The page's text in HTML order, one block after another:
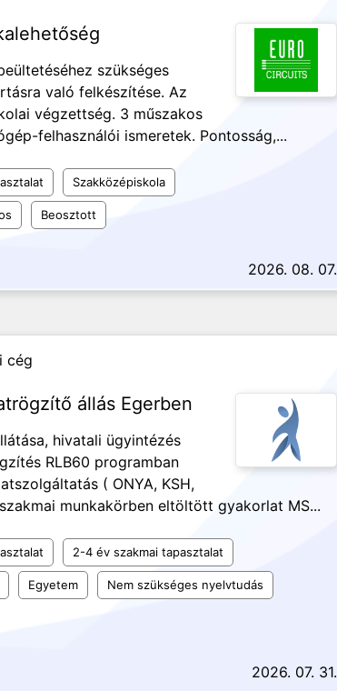
szükséges
való felkészítése. Az
végzettség. 3 műszakos
felhasználói ismeretek. Pontosság,...
Szakközépiskola
Beosztott
2026. 08. 07.
cég
állás Egerben
hivatali ügyintézés
RLB60 programban
( ONYA, KSH,
szakmai munkakörben eltöltött gyakorlat MS...
2-4 év szakmai tapasztalat
Egyetem Nem szükséges nyelvtudás
2026. 07. 31.